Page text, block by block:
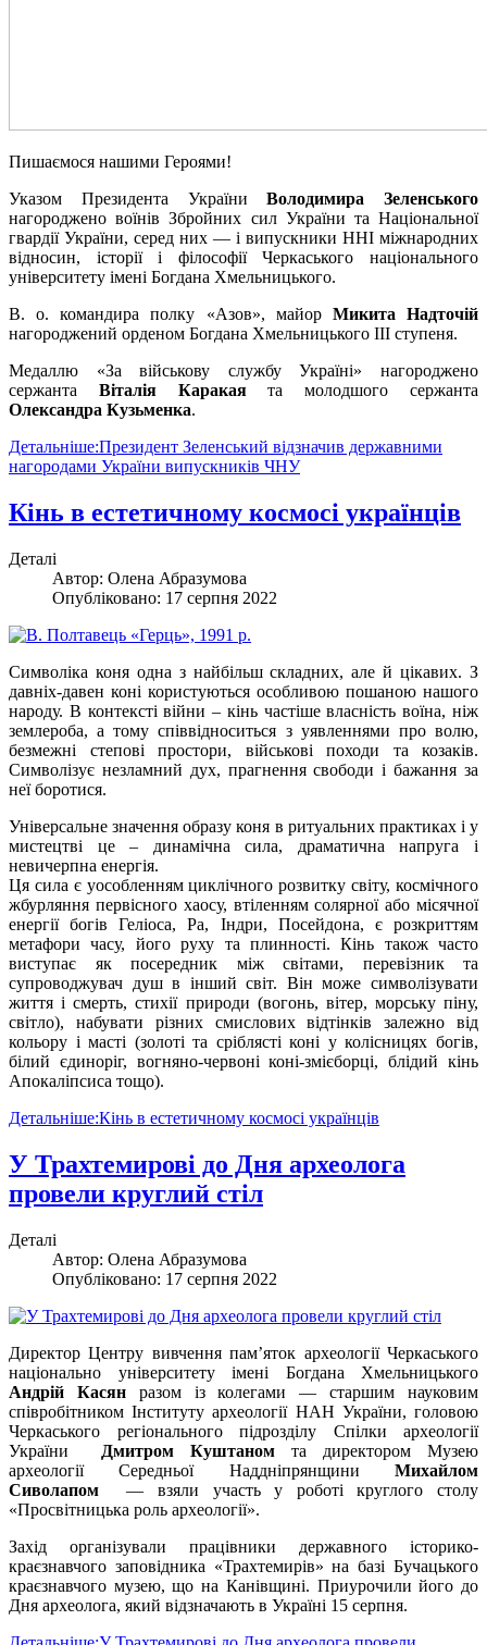
Пишаємося нашими Героями!
Указом Президента УкраїниВолодимира Зеленського
нагороджено воїнів Збройних сил України та Національної
гвардії України, серед них — і випускники ННІ міжнародних
відносин, історії і філософії Черкаського національного
університету імені Богдана Хмельницького.
В. о. командира полку «Азов», майор Микита Надточій
нагороджений орденом Богдана Хмельницького III ступеня.
Медаллю «За військову службу Україні» нагороджено
сержанта Віталія Каракаята молодшого сержанта
Олександра Кузьменка.
Детальніше:Президент Зеленський відзначив державними
нагородами України випускників ЧНУ
Кінь в естетичному космосі українців
Деталі
Автор: Олена Абразумова
Опубліковано: 17 серпня 2022
Символіка коня одна з найбільш складних, але й цікавих. З
давніх-давен коні користуються особливою пошаною нашого
народу. В контексті війни – кінь частіше власність воїна, ніж
землероба, а тому співвідноситься з уявленнями про волю,
безмежні степові простори, військові походи та козаків.
Символізує незламний дух, прагнення свободи і бажання за
неї боротися.
Універсальне значення образу коня в ритуальних практиках і у
мистецтві це – динамічна сила, драматична напруга і
невичерпна енергія.
Ця сила є уособленням циклічного розвитку світу, космічного
жбурляння первісного хаосу, втіленням солярної або місячної
енергії богів Геліоса, Ра, Індри, Посейдона, є розкриттям
метафори часу, його руху та плинності. Кінь також часто
виступає як посередник між світами, перевізник та
супроводжувач душ в інший світ. Він може символізувати
життя і смерть, стихії природи (вогонь, вітер, морську піну,
світло), набувати різних смислових відтінків залежно від
кольору і масті (золоті та сріблясті коні у колісницях богів,
білий єдиноріг, вогняно-червоні коні-змієборці, блідий кінь
Апокаліпсиса тощо).
Детальніше:Кінь в естетичному космосі українців
У Трахтемирові до Дня археолога
провели круглий стіл
Деталі
Автор: Олена Абразумова
Опубліковано: 17 серпня 2022
Директор Центру вивчення пам’яток археології Черкаського
національно університету імені Богдана Хмельницького
Андрій Касянразом із колегами — старшим науковим
співробітником Інституту археології НАН України, головою
Черкаського регіонального підрозділу Спілки археології
України
Дмитром Куштаном та директором Музею
археології Середньої Наддніпрянщини Михайлом
Сиволапом — взяли участь у роботі круглого столу
«Просвітницька роль археології».
Захід організували працівники державного історико-
краєзнавчого заповідника «Трахтемирів» на базі Бучацького
краєзнавчого музею, що на Канівщині. Приурочили його до
Дня археолога, який відзначають в Україні 15 серпня.